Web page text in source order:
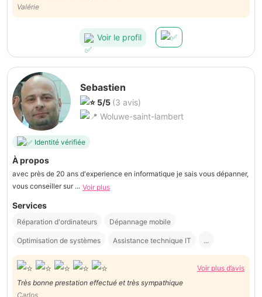
Valérie
Voir le profil
Sebastien
5/5 (3 avis)
Woluwe-saint-lambert
Identité vérifiée
À propos
avec près de 20 ans d'experience en informatique je sais vous dépanner,
vous conseiller sur ... Voir plus
Services
Réparation d'ordinateurs Dépannage mobile
Optimisation de systèmes Assistance technique IT ...
Voir plus d’avis
Très bonne prestation effectué et très sympathique
Carlos